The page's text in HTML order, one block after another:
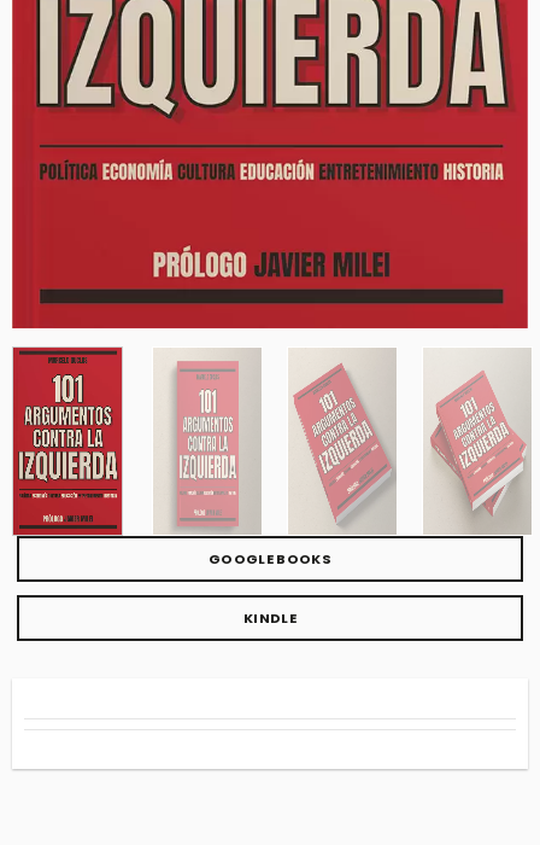
GOOGLE BOOKS
KINDLE